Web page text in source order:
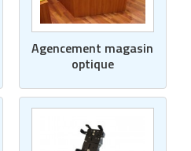
Agencement magasin
optique